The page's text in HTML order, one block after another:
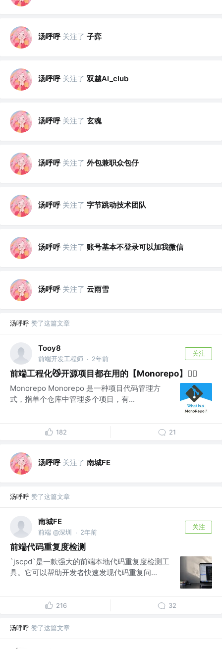
汤呼呼 关注了 子弈
汤呼呼 关注了 双越AI_club
汤呼呼 关注了 玄魂
汤呼呼 关注了 外包兼职众包仔
汤呼呼 关注了 字节跳动技术团队
汤呼呼 关注了 账号基本不登录可以加我微信
汤呼呼 关注了 云雨雪
汤呼呼 赞了这篇文章
Tooy8
前端开发工程师 · 2年前
关注
前端工程化😼开源项目都在用的【Monorepo】🏋🏿
Monorepo Monorepo 是一种项目代码管理方
式，指单个仓库中管理多个项目，有...
182 21
汤呼呼 关注了 南城FE
汤呼呼 赞了这篇文章
南城FE
前端 @深圳 · 2年前
关注
前端代码重复度检测
`jscpd`是一款强大的前端本地代码重复度检测工
具。它可以帮助开发者快速发现代码重复问...
216 32
汤呼呼 赞了这篇文章